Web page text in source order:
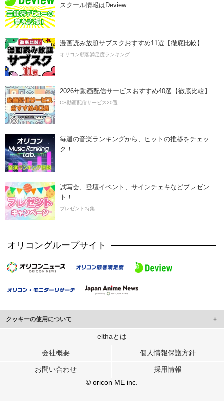
スクール情報はDeview
漫画読み放題サブスクおすすめ11選【徹底比較】
オリコン顧客満足度ランキング
2026年動画配信サービスおすすめ40選【徹底比較】
CS動画配信サービス20選
毎週の音楽ランキングから、ヒットの推移をチェッ
ク！
試写会、登壇イベント、サインチェキなどプレゼン
ト！
プレゼント特集
オリコングループサイト
クッキーの使用について
このサイトでは Cookie を使用して、ユーザーに合わせたコンテンツや広告の
行っています。
メディアや広告配信、データ解析の各パートナーに提供しています。
各パートナーは、この情報とユーザーが各パートナーに提供した他の情報や、
ユーザーが各パートナーのサービスを使用したときに収集した他の情報を組み
elthaとは
会社概要 個人情報保護方針
お問い合わせ
採用情報
© oricon ME inc.